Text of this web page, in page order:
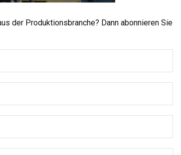
der Produktionsbranche? Dann abonnieren Sie